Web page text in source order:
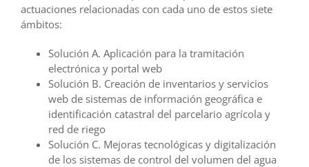
actuaciones relacionadas con cada uno de estos siete
ámbitos:
Solución A. Aplicación para la tramitación
electrónica y portal web
Solución B. Creación de inventarios y servicios
web de sistemas de información geográfica e
identificación catastral del parcelario agrícola y
red de riego
Solución C. Mejoras tecnológicas y digitalización
de los sistemas de control del volumen del agua